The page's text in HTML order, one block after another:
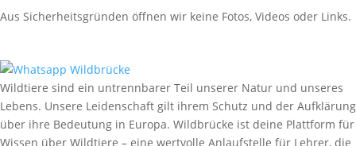
Aus Sicherheitsgründen öffnen wir keine Fotos, Videos oder Links.
Wildtiere sind ein untrennbarer Teil unserer Natur und unseres
Lebens. Unsere Leidenschaft gilt ihrem Schutz und der Aufklärung
über ihre Bedeutung in Europa. Wildbrücke ist deine Plattform für
Wissen über Wildtiere – eine wertvolle Anlaufstelle für Lehrer, die